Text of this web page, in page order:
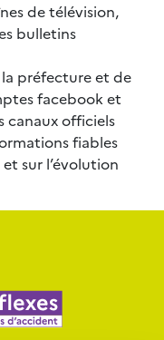
de télévision,
bulletins
la préfecture et de
facebook et
canaux officiels
fiables
sur l’évolution